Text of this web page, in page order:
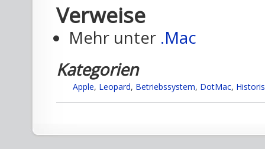
Verweise
Mehr unter .Mac
Kategorien
Apple, Leopard, Betriebssystem, DotMac,